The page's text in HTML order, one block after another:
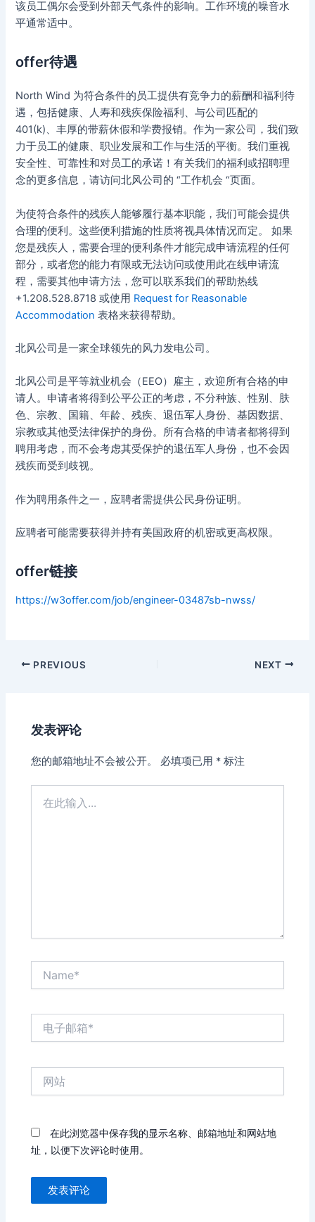
该员工偶尔会受到外部天气条件的影响。工作环境的噪音水
平通常适中。
offer待遇
North Wind 为符合条件的员工提供有竞争力的薪酬和福利待
遇，包括健康、人寿和残疾保险福利、与公司匹配的
401(k)、丰厚的带薪休假和学费报销。作为一家公司，我们致
力于员工的健康、职业发展和工作与生活的平衡。我们重视
安全性、可靠性和对员工的承诺！有关我们的福利或招聘理
念的更多信息，请访问北风公司的 “工作机会 “页面。
为使符合条件的残疾人能够履行基本职能，我们可能会提供
合理的便利。这些便利措施的性质将视具体情况而定。 如果
您是残疾人，需要合理的便利条件才能完成申请流程的任何
部分，或者您的能力有限或无法访问或使用此在线申请流
程，需要其他申请方法，您可以联系我们的帮助热线
+1.208.528.8718 或使用 Request for Reasonable
Accommodation 表格来获得帮助。
北风公司是一家全球领先的风力发电公司。
北风公司是平等就业机会（EEO）雇主，欢迎所有合格的申
请人。申请者将得到公平公正的考虑，不分种族、性别、肤
色、宗教、国籍、年龄、残疾、退伍军人身份、基因数据、
宗教或其他受法律保护的身份。所有合格的申请者都将得到
聘用考虑，而不会考虑其受保护的退伍军人身份，也不会因
残疾而受到歧视。
作为聘用条件之一，应聘者需提供公民身份证明。
应聘者可能需要获得并持有美国政府的机密或更高权限。
offer链接
https://w3offer.com/job/engineer-03487sb-nwss/
Post
PREVIOUS NEXT
发表评论
您的邮箱地址不会被公开。 必填项已用 * 标注
在此浏览器中保存我的显示名称、邮箱地址和网站地
址，以便下次评论时使用。